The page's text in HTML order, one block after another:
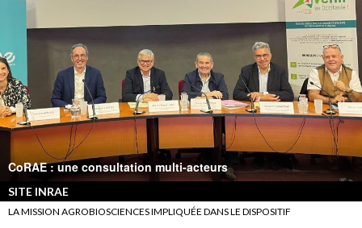
CoRAE : une consultation multi-acteurs
SITE INRAE
LA MISSION AGROBIOSCIENCES IMPLIQUÉE DANS LE DISPOSITIF